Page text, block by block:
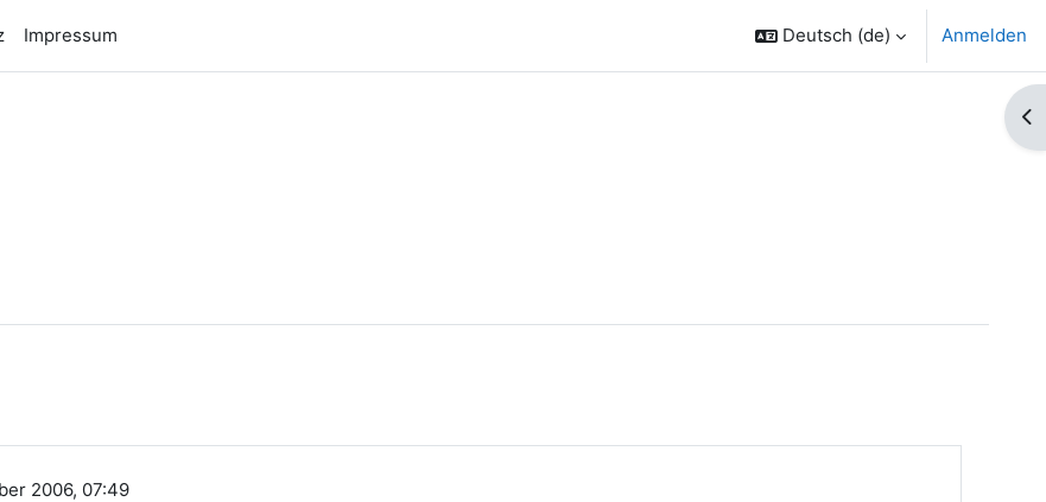
Impressum Deutsch ‎(de)‎ Anmelden
2006, 07:49